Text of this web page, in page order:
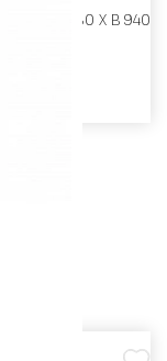
Ш 802 X Г 380 X В 940